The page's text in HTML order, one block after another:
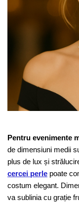
Pentru evenimente
de dimensiuni medii
plus de lux și
cercei perle poate
costum elegant.
va sublinia cu grație